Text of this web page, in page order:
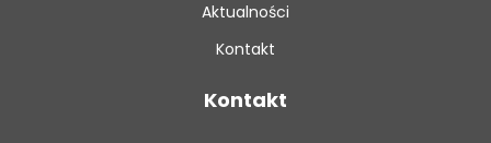
Aktualności
Kontakt
Kontakt